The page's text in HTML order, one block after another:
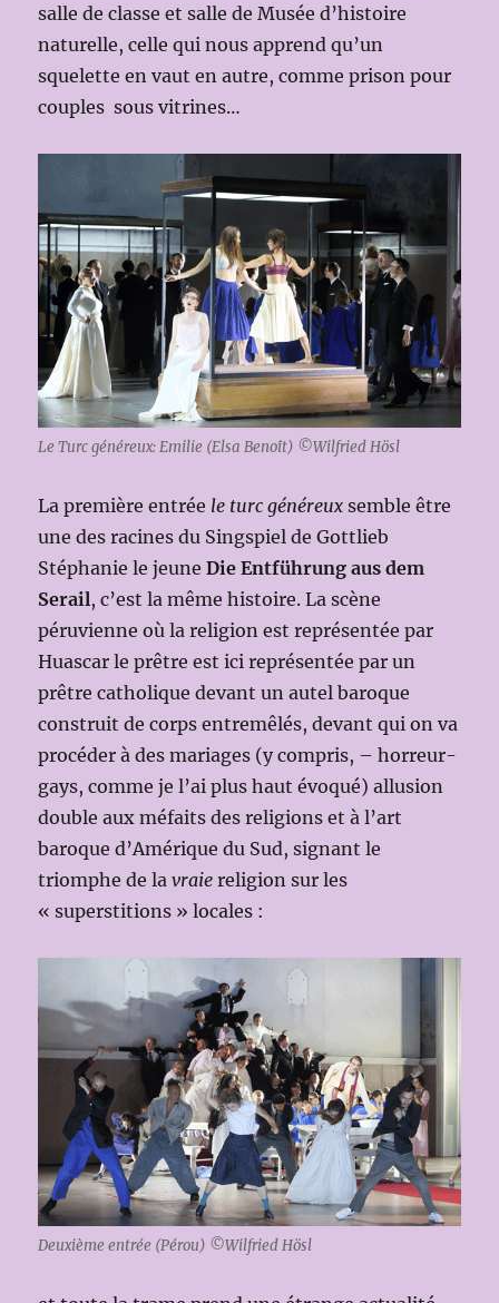
salle de classe et salle de Musée d’histoire
naturelle, celle qui nous apprend qu’un
squelette en vaut en autre, comme prison pour
couples sous vitrines…
Le Turc généreux: Emilie (Elsa Benoît) ©Wilfried Hösl
La première entrée le turc généreux semble être
une des racines du Singspiel de Gottlieb
Stéphanie le jeuneDie Entführung aus dem
Serail, c’est la même histoire. La scène
péruvienne où la religion est représentée par
Huascar le prêtre est ici représentée par un
prêtre catholique devant un autel baroque
construit de corps entremêlés, devant qui on va
procéder à des mariages (y compris, – horreur-
gays, comme je l’ai plus haut évoqué) allusion
double aux méfaits des religions et à l’art
baroque d’Amérique du Sud, signant le
triomphe de lavraie religion sur les
« superstitions » locales :
Deuxième entrée (Pérou) ©Wilfried Hösl